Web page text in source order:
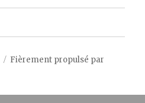
Fièrement propulsé par